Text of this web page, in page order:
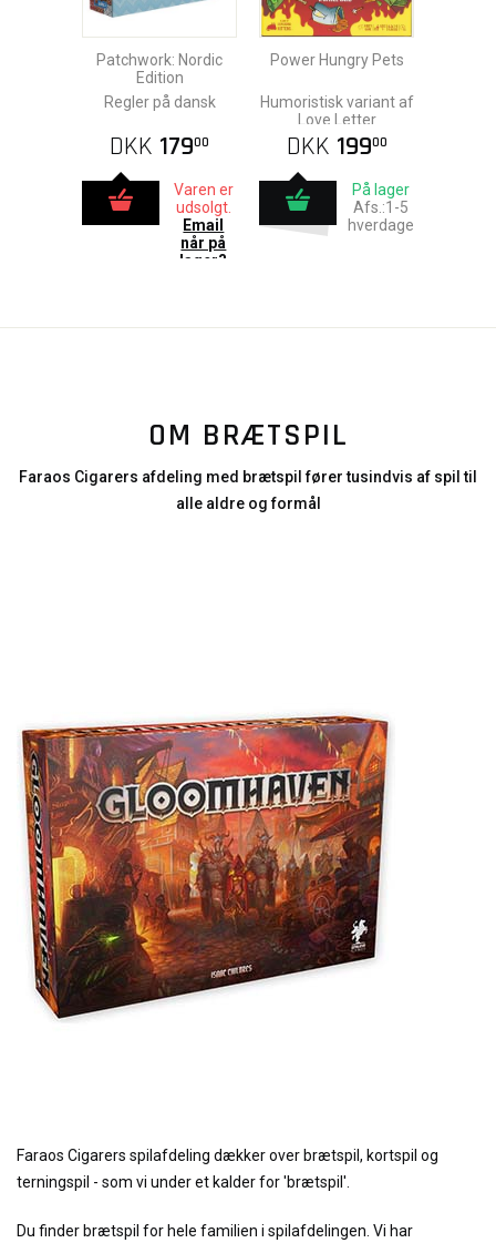
Patchwork: Nordic
Edition
Regler på dansk
DKK 17900
Varen er
udsolgt.
Email
når på
lager?
Power Hungry Pets
Humoristisk variant af
Love Letter
DKK 19900
På lager
Afs.:1-5
hverdage
OM BRÆTSPIL
Faraos Cigarers afdeling med brætspil fører tusindvis af spil til
alle aldre og formål
Faraos Cigarers spilafdeling dækker over brætspil, kortspil og
terningspil - som vi under et kalder for 'brætspil'.
Du finder brætspil for hele familien i spilafdelingen. Vi har